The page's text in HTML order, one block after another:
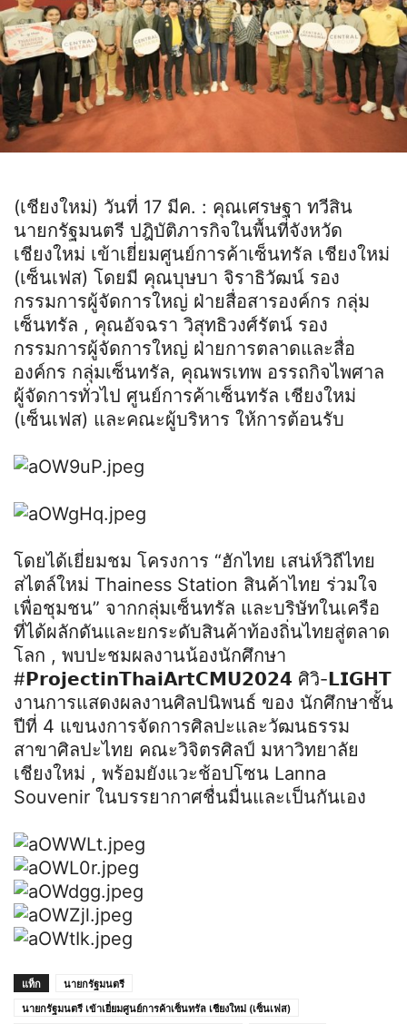
(เชียงใหม่) วันที่ 17 มีค. : คุณเศรษฐา ทวีสิน
นายกรัฐมนตรี ปฎิบัติภารกิจในพื้นที่จังหวัด
เชียงใหม่ เข้าเยี่ยมศูนย์การค้าเซ็นทรัล เชียงใหม่
(เซ็นเฟส) โดยมี คุณบุษบา จิราธิวัฒน์ รอง
กรรมการผู้จัดการใหญ่ ฝ่ายสื่อสารองค์กร กลุ่ม
เซ็นทรัล , คุณอัจฉรา วิสุทธิวงศ์รัตน์ รอง
กรรมการผู้จัดการใหญ่ ฝ่ายการตลาดและสื่อ
องค์กร กลุ่มเซ็นทรัล, คุณพรเทพ อรรถกิจไพศาล
ผู้จัดการทั่วไป ศูนย์การค้าเซ็นทรัล เชียงใหม่
(เซ็นเฟส) และคณะผู้บริหาร ให้การต้อนรับ
โดยได้เยี่ยมชม โครงการ “ฮักไทย เสน่ห์วิถีไทย
สไตล์ใหม่ Thainess Station สินค้าไทย ร่วมใจ
เพื่อชุมชน” จากกลุ่มเซ็นทรัล และบริษัทในเครือ
ที่ได้ผลักดันและยกระดับสินค้าท้องถิ่นไทยสู่ตลาด
โลก , พบปะชมผลงานน้องนักศึกษา
#𝗣𝗿𝗼𝗷𝗲𝗰𝘁𝗶𝗻𝗧𝗵𝗮𝗶𝗔𝗿𝘁𝗖𝗠𝗨𝟮𝟬𝟮𝟰 ศิวิ-𝗟𝗜𝗚𝗛𝗧
งานการแสดงผลงานศิลปนิพนธ์ ของ นักศึกษาชั้น
ปีที่ 4 แขนงการจัดการศิลปะและวัฒนธรรม
สาขาศิลปะไทย คณะวิจิตรศิลป์ มหาวิทยาลัย
เชียงใหม่ , พร้อมยังแวะช้อปโซน Lanna
Souvenir ในบรรยากาศชื่นมื่นและเป็นกันเอง
แท็ก
นายกรัฐมนตรี
นายกรัฐมนตรี เข้าเยี่ยมศูนย์การค้าเซ็นทรัล เชียงใหม่ (เซ็นเฟส)